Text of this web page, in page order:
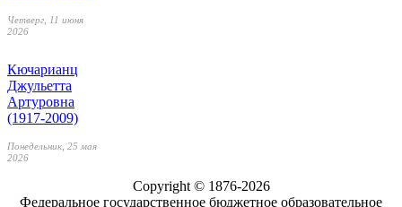
Четверг, 11 июня
2026
Кючарианц
Джульетта
Артуровна
(1917-2009)
Понедельник, 25 мая
2026
Copyright © 1876-2026
Федеральное государственное бюджетное образовательное